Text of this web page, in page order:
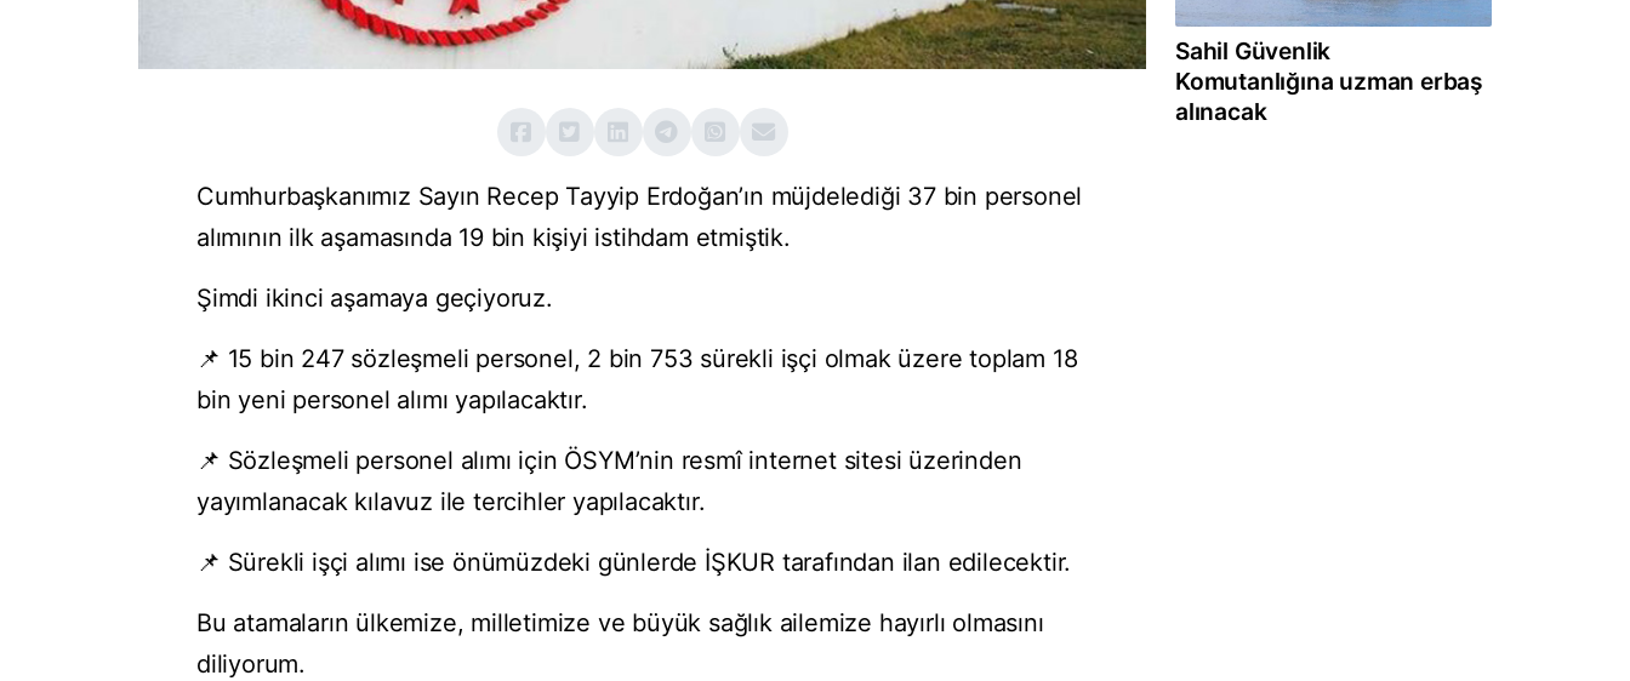
Cumhurbaşkanımız Sayın Recep Tayyip Erdoğan’ın müjdelediği 37 bin personel
alımının ilk aşamasında 19 bin kişiyi istihdam etmiştik.
Şimdi ikinci aşamaya geçiyoruz.
📌 15 bin 247 sözleşmeli personel, 2 bin 753 sürekli işçi olmak üzere toplam 18
bin yeni personel alımı yapılacaktır.
📌 Sözleşmeli personel alımı için ÖSYM’nin resmî internet sitesi üzerinden
yayımlanacak kılavuz ile tercihler yapılacaktır.
📌 Sürekli işçi alımı ise önümüzdeki günlerde İŞKUR tarafından ilan edilecektir.
Bu atamaların ülkemize, milletimize ve büyük sağlık ailemize hayırlı olmasını
diliyorum.
Sahil Güvenlik
Komutanlığına uzman erbaş
alınacak